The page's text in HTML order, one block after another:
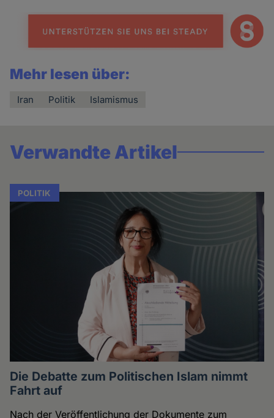
Mehr lesen über:
Iran Politik Islamismus
Verwandte Artikel
POLITIK
Die Debatte zum Politischen Islam nimmt
Fahrt auf
Nach der Veröffentlichung der Dokumente zum